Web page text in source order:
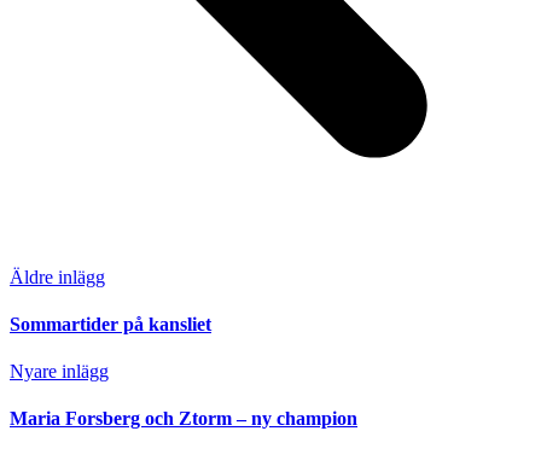
Äldre inlägg
Sommartider på kansliet
Nyare inlägg
Maria Forsberg och Ztorm – ny champion